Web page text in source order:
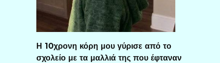
Η 10χρονη κόρη μου γύρισε από το
σχολείο με τα μαλλιά της που έφταναν